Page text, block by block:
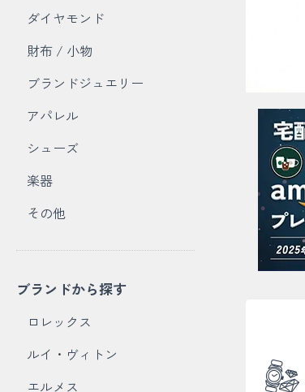
ダイヤモンド
財布 / 小物
ブランドジュエリー
アパレル
シューズ
楽器
その他
ブランドから探す
ロレックス
ルイ・ヴィトン
エルメス